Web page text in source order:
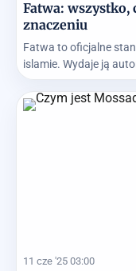
Fatwa: wszystko,
znaczeniu
Fatwa to oficjalne
islamie. Wydaje ją
11 cze '25 03:00